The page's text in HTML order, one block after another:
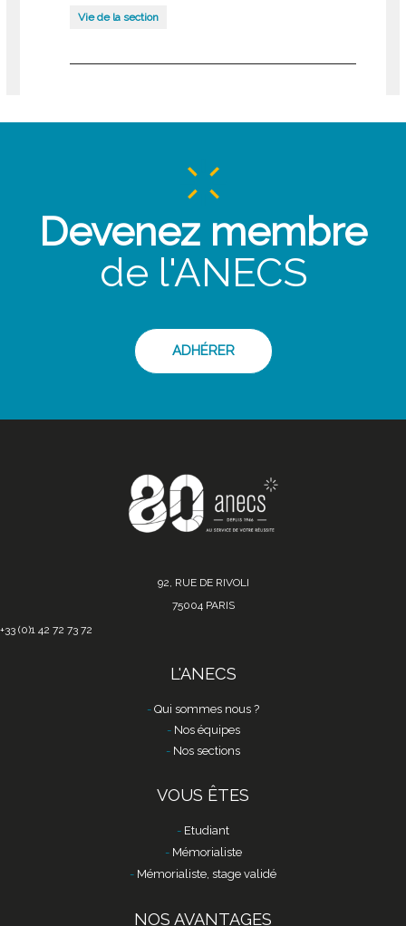
Vie de la section
Devenez membre
de l'ANECS
ADHÉRER
92, RUE DE RIVOLI
75004 PARIS
+33 (0)1 42 72 73 72
L'ANECS
Qui sommes nous ?
Nos équipes
Nos sections
VOUS ÊTES
Etudiant
Mémorialiste
Mémorialiste, stage validé
NOS AVANTAGES